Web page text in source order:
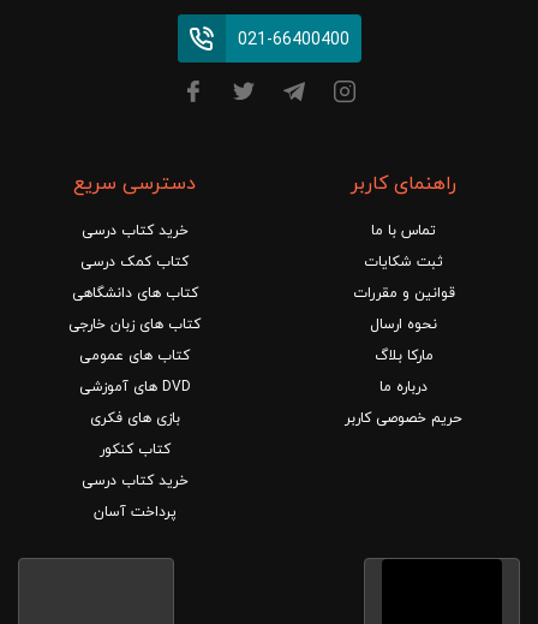
021-66400400
راهنمای کاربر
تماس با ما
ثبت شکایات
قوانین و مقررات
نحوه ارسال
مارکا بلاگ
درباره ما
حریم خصوصی کاربر
دسترسی سریع
خرید کتاب درسی
کتاب کمک درسی
کتاب های دانشگاهی
کتاب های زبان خارجی
کتاب های عمومی
DVD های آموزشی
بازی های فکری
کتاب کنکور
خرید کتاب درسی
پرداخت آسان